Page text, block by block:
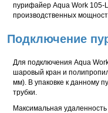
пурифайер Aqua Work 105-
производственных
Подключение
Для подключения Aqua
шаровый кран и
мм). В упаковке к данному
трубки.
Максимальная